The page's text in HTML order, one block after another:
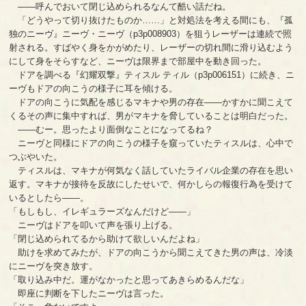
――呼んでおいて閉じ込められるなんて酷い話だね。
「どうやって切り抜けたものか……」と対処法を考える間にも、『孤
独のニーヴ』ニーヴ・ニーヴ（p3p008903）を狙うレーザーは連続で照
射される。すばやく身をかがめたり、レーザーの切れ間に滑り込むよう
にして身をそらすなど、ニーヴは限界まで部屋中を動き回った。
ドアを調べる『幻耀双撃』ティスル ティル（p3p006151）に続き、ニ
ーヴもドアの向こうの様子に耳を傾ける。
ドアの向こうに気配を感じるマキナや男の存在――かすかに聞こえて
くるその声に集中すれば、男がマキナを脅していることは明白だった。
――むー。思ったより面倒なことになってるね？
ニーヴと同様にドアの向こうの様子を窺っていたティスルは、心中で
つぶやいた。
ティスルは、マキナが何気なく話していたライバル企業の存在を思い
返す。マキナが接待を反故にしたせいで、何かしらの報復行為を受けて
いるとしたら――。
「もしもし、イレギュラーズなんだけど――」
ニーヴはドアを叩いて声を張り上げる。
「閉じ込められてるから助けて欲しいんだよね」
助けを求めてみたが、ドアの向こうから聞こえてきた男の声は、冷淡
にニーヴを突き放す。
「取り込み中だ。運がなかったと思ってあきらめるんだな」
即座に判断を下したニーヴは言った。